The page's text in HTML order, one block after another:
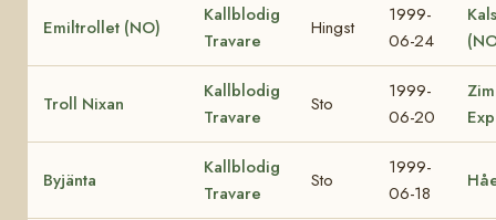
Emiltrollet (NO)
Kallblodig
Travare
Hingst
1999-
06-24
Troll Nixan
Kallblodig
Travare
Sto
1999-
06-20
Byjänta
Kallblodig
Travare
Sto
1999-
06-18